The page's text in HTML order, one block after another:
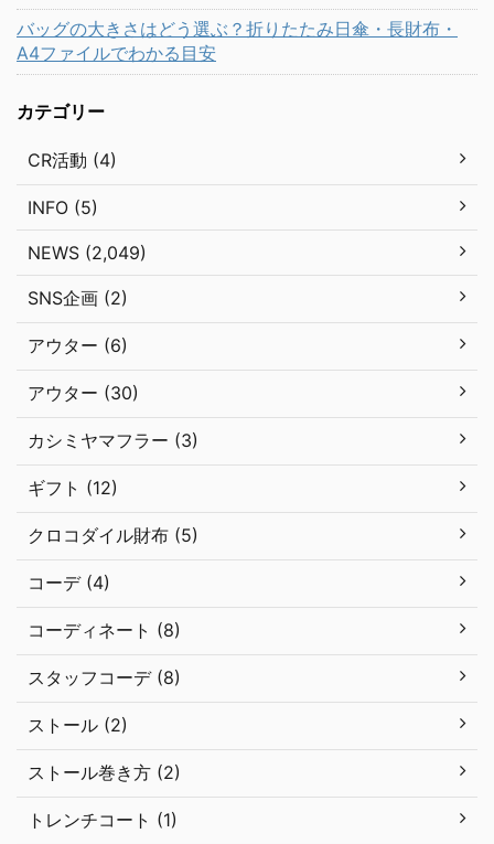
バッグの大きさはどう選ぶ？折りたたみ日傘・長財布・
A4ファイルでわかる目安
カテゴリー
CR活動 (4)
INFO (5)
NEWS (2,049)
SNS企画 (2)
アウター (6)
アウター (30)
カシミヤマフラー (3)
ギフト (12)
クロコダイル財布 (5)
コーデ (4)
コーディネート (8)
スタッフコーデ (8)
ストール (2)
ストール巻き方 (2)
トレンチコート (1)